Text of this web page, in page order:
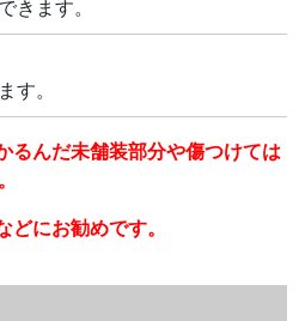
きます。
す。
るんだ未舗装部分や傷つけては
にお勧めです。